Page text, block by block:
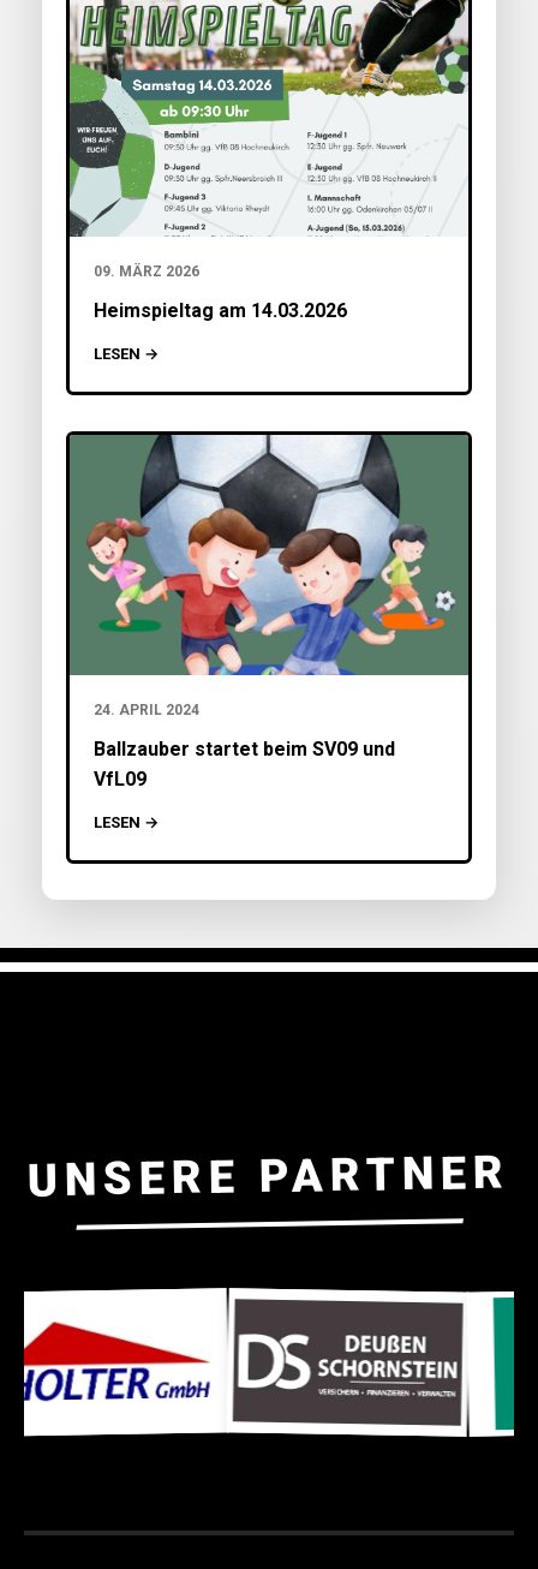
09. MÄRZ 2026
Heimspieltag am 14.03.2026
LESEN →
24. APRIL 2024
Ballzauber startet beim SV09 und
VfL09
LESEN →
UNSERE PARTNER